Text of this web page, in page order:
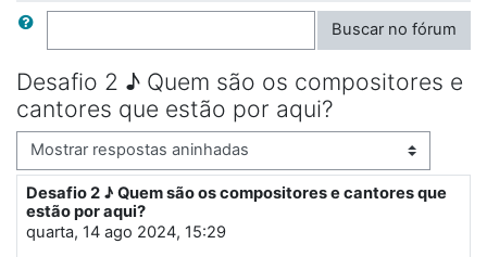
Buscar Buscar no fórum
Desafio 2 ♪ Quem são os compositores e
cantores que estão por aqui?
Modo de visualização
Desafio 2 ♪ Quem são os compositores e cantores que
estão por aqui?
quarta, 14 ago 2024, 15:29
Número de respostas: 13